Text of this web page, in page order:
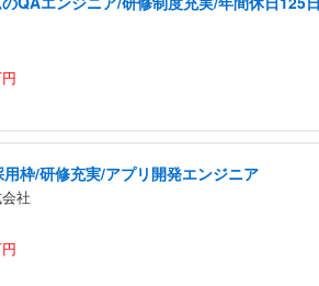
枠/研修充実/アプリ開発エンジニア
社